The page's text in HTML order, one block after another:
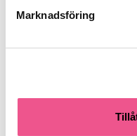
Marknadsföring
-15%